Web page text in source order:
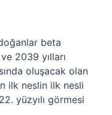
beta
2039 yılları
oluşacak olan
ilk neslin ilk nesli
yüzyılı görmesi